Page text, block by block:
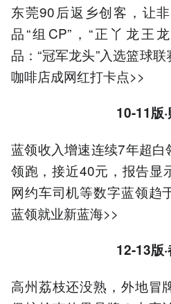
东莞90后返乡创客，让
品“组CP”，“正丫龙王
品：“冠军龙头”入选篮球
咖啡店成网红打卡点>>
10-11版
蓝领收入增速连续7年超
领跑，接近40元，报告显
网约车司机等数字蓝领趋
蓝领就业新蓝海>>
12-13版
高州荔枝还没熟，外地冒